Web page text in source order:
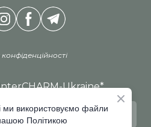
Ukraine*
ми використовуємо файли
Політикою